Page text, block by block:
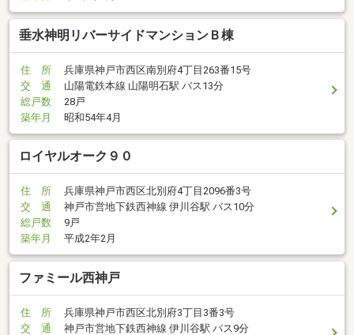
垂水神明リバーサイドマンションＢ棟
住 所
兵庫県神戸市西区南別府4丁目263番15号
交 通
山陽電鉄本線 山陽明石駅 バス13分
総戸数
28戸
築年月
昭和54年4月
ロイヤルオーク９０
住 所
兵庫県神戸市西区北別府4丁目2096番3号
交 通
神戸市営地下鉄西神線 伊川谷駅 バス10分
総戸数
9戸
築年月
平成2年2月
ファミール西神戸
住 所
兵庫県神戸市西区北別府3丁目3番3号
交 通
神戸市営地下鉄西神線 伊川谷駅 バス9分